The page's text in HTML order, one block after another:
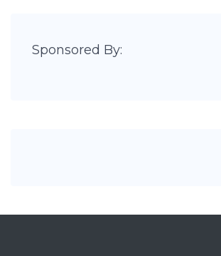
Sponsored By: